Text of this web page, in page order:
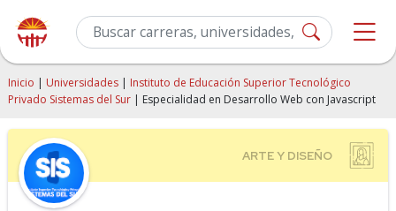
Inicio | Universidades | Instituto de Educación Superior Tecnológico
Privado Sistemas del Sur | Especialidad en Desarrollo Web con Javascript